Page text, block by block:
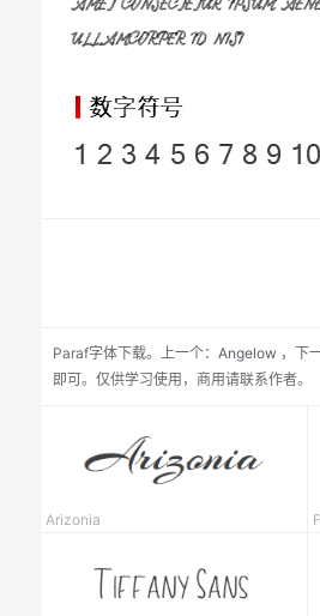
Paraf字体下载。 上一个： Angelow ， 下
即可。仅供学习使用，商用请联系作者。
Arizonia